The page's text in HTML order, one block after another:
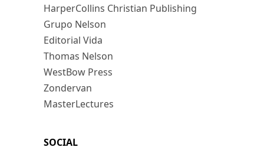
HarperCollins Christian Publishing
Grupo Nelson
Editorial Vida
Thomas Nelson
WestBow Press
Zondervan
MasterLectures
SOCIAL